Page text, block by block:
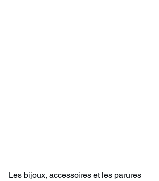
Les bijoux, accessoires et les parures